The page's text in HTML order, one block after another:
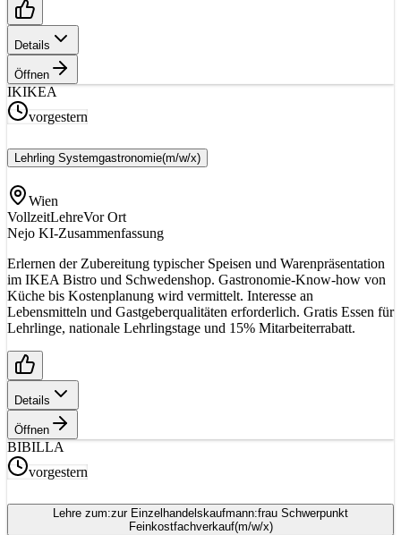
Details
Öffnen
IKIKEA
vorgestern
Lehrling Systemgastronomie(m/w/x)
Wien
VollzeitLehreVor Ort
Nejo KI-Zusammenfassung
Erlernen der Zubereitung typischer Speisen und Warenpräsentation
im IKEA Bistro und Schwedenshop. Gastronomie-Know-how von
Küche bis Kostenplanung wird vermittelt. Interesse an
Lebensmitteln und Gastgeberqualitäten erforderlich. Gratis Essen für
Lehrlinge, nationale Lehrlingstage und 15% Mitarbeiterrabatt.
Details
Öffnen
BIBILLA
vorgestern
Lehre zum:zur Einzelhandelskaufmann:frau Schwerpunkt
Feinkostfachverkauf(m/w/x)